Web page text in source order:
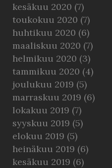
kesäkuu 2020 (7)
toukokuu 2020 (7)
huhtikuu 2020 (6)
maaliskuu 2020 (7)
helmikuu 2020 (3)
tammikuu 2020 (4)
joulukuu 2019 (5)
marraskuu 2019 (6)
lokakuu 2019 (7)
syyskuu 2019 (5)
elokuu 2019 (5)
heinäkuu 2019 (6)
kesäkuu 2019 (6)